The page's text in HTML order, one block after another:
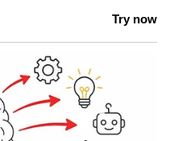
ക്ലാസ് ജനറൽ
ഏഴ് സീറ്റുകൾ
സംവരണം
ചെയ്യുമ്പോൾ
രേഖകൾ
ചെയ്യുമ്പോൾ ടിക്കറ്റ്